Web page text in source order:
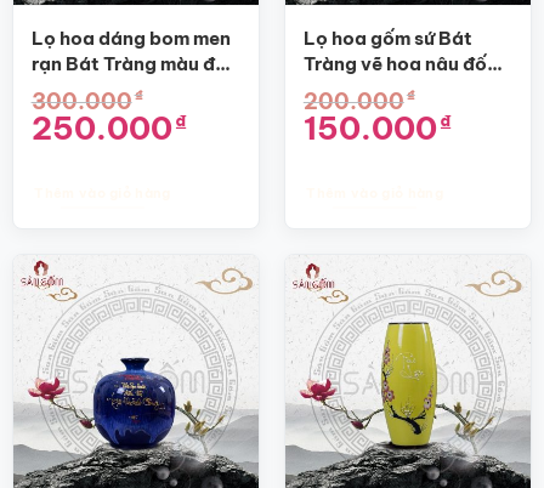
Lọ hoa dáng bom men
rạn Bát Tràng màu đỏ
SG-BH65
300.000₫
Giá
gốc
250.000₫Giá
hiện
Lọ hoa gốm sứ Bát
Tràng vẽ hoa nâu đốm
dáng bom SG-BH59
200.000₫
Giá
gốc
150.000₫Giá
hiện